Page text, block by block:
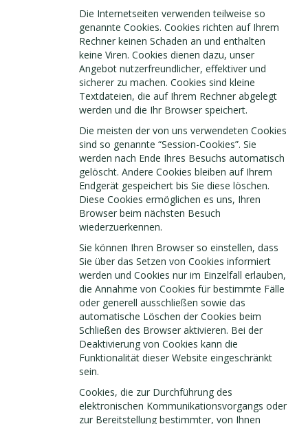
Die Internetseiten verwenden teilweise so
genannte Cookies. Cookies richten auf Ihrem
Rechner keinen Schaden an und enthalten
keine Viren. Cookies dienen dazu, unser
Angebot nutzerfreundlicher, effektiver und
sicherer zu machen. Cookies sind kleine
Textdateien, die auf Ihrem Rechner abgelegt
werden und die Ihr Browser speichert.
Die meisten der von uns verwendeten Cookies
sind so genannte “Session-Cookies”. Sie
werden nach Ende Ihres Besuchs automatisch
gelöscht. Andere Cookies bleiben auf Ihrem
Endgerät gespeichert bis Sie diese löschen.
Diese Cookies ermöglichen es uns, Ihren
Browser beim nächsten Besuch
wiederzuerkennen.
Sie können Ihren Browser so einstellen, dass
Sie über das Setzen von Cookies informiert
werden und Cookies nur im Einzelfall erlauben,
die Annahme von Cookies für bestimmte Fälle
oder generell ausschließen sowie das
automatische Löschen der Cookies beim
Schließen des Browser aktivieren. Bei der
Deaktivierung von Cookies kann die
Funktionalität dieser Website eingeschränkt
sein.
Cookies, die zur Durchführung des
elektronischen Kommunikationsvorgangs oder
zur Bereitstellung bestimmter, von Ihnen